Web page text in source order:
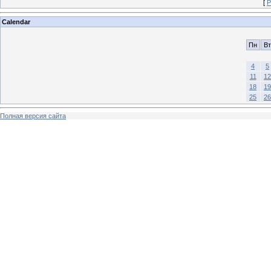
[
Calendar
Пн Вт
4
5
11
12
18
19
25
26
Полная версия сайта